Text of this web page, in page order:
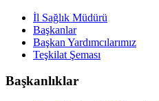
İl Sağlık Müdürü
Başkanlar
Başkan Yardımcılarımız
Teşkilat Şeması
Başkanlıklar